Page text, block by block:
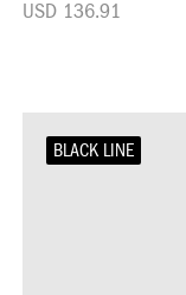
USD 136.91
BLACK LINE